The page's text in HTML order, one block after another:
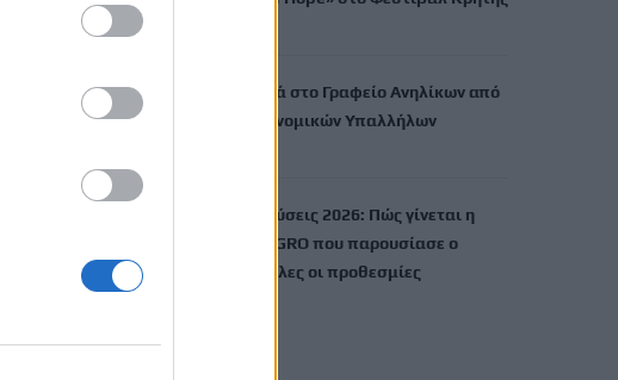
Ηράκλειο: Δωρεά στο Γραφείο Ανηλίκων από
την Ένωση Αστυνομικών Υπαλλήλων
Αγροτικές ενισχύσεις 2026: Πώς γίνεται η
αίτηση στο myAGRO που παρουσίασε ο
Μητσοτάκης – Όλες οι προθεσμίες